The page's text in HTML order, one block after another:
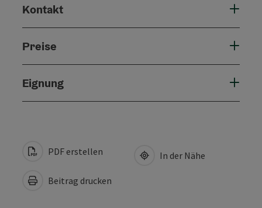
Kontakt
Preise
Eignung
PDF erstellen
Beitrag drucken
In der Nähe